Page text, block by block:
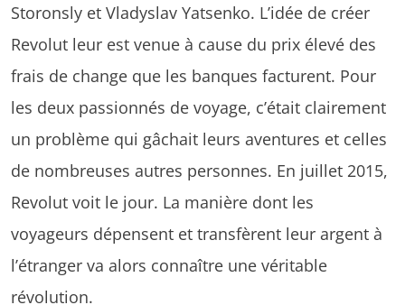
Storonsly et Vladyslav Yatsenko. L’idée de créer
Revolut leur est venue à cause du prix élevé des
frais de change que les banques facturent. Pour
les deux passionnés de voyage, c’était clairement
un problème qui gâchait leurs aventures et celles
de nombreuses autres personnes. En juillet 2015,
Revolut voit le jour. La manière dont les
voyageurs dépensent et transfèrent leur argent à
l’étranger va alors connaître une véritable
révolution.